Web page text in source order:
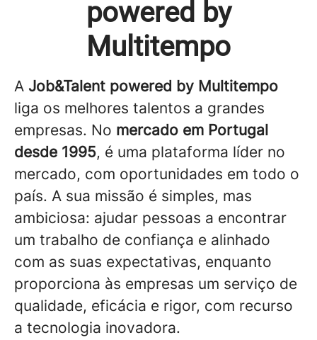
powered by
Multitempo
A Job&Talent powered by Multitempo
liga os melhores talentos a grandes
empresas. No mercado em Portugal
desde 1995, é uma plataforma líder no
mercado, com oportunidades em todo o
país. A sua missão é simples, mas
ambiciosa: ajudar pessoas a encontrar
um trabalho de confiança e alinhado
com as suas expectativas, enquanto
proporciona às empresas um serviço de
qualidade, eficácia e rigor, com recurso
a tecnologia inovadora.